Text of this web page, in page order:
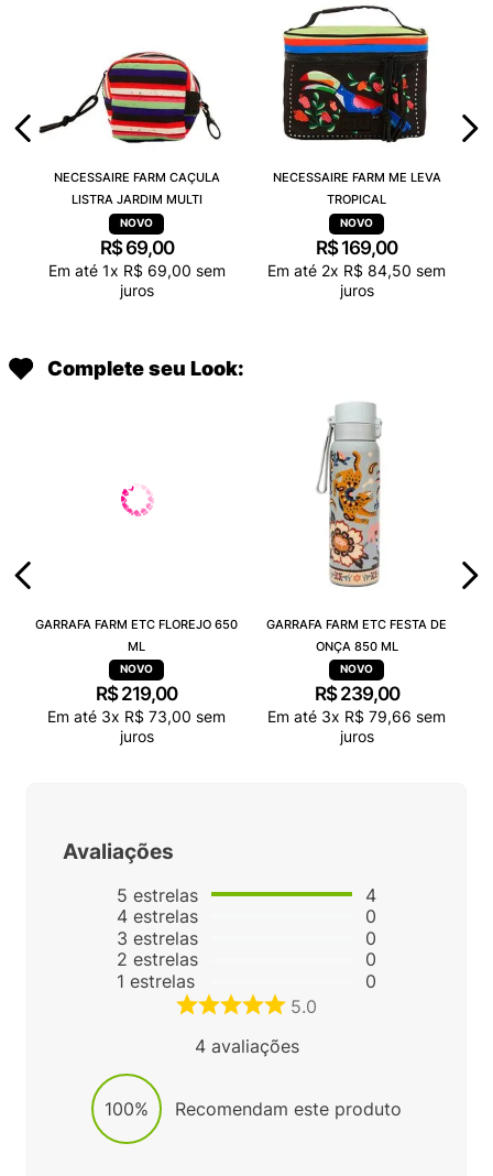
NECESSAIRE FARM CAÇULA
LISTRA JARDIM MULTI
R$ 69,00
Em até 1x R$ 69,00 sem
juros
NECESSAIRE FARM ME LEVA
TROPICAL
R$ 169,00
Em até 2x R$ 84,50 sem
juros
Complete seu Look:
GARRAFA FARM ETC FLOREJO 650
ML
R$ 219,00
Em até 3x R$ 73,00 sem
juros
GARRAFA FARM ETC FESTA DE
ONÇA 850 ML
R$ 239,00
Em até 3x R$ 79,66 sem
juros
Avaliações
5 estrelas
4 estrelas
3 estrelas
2 estrelas
1 estrelas
4
0
0
0
0
5.0
4avaliações
100% Recomendam este produto